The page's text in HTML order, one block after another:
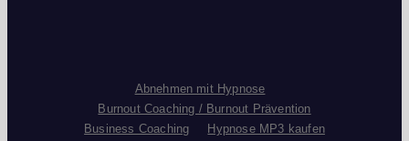
Abnehmen mit Hypnose
Burnout Coaching / Burnout Prävention
Business Coaching
Hypnose MP3 kaufen